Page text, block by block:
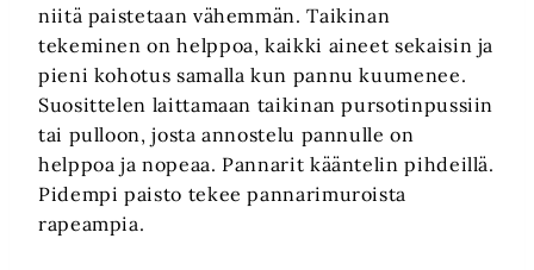
niitä paistetaan vähemmän. Taikinan
tekeminen on helppoa, kaikki aineet sekaisin ja
pieni kohotus samalla kun pannu kuumenee.
Suosittelen laittamaan taikinan pursotinpussiin
tai pulloon, josta annostelu pannulle on
helppoa ja nopeaa. Pannarit kääntelin pihdeillä.
Pidempi paisto tekee pannarimuroista
rapeampia.